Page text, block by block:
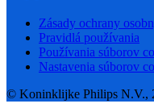
Zásady ochrany
Pravidlá používania
Používania súborov
Nastavenia súborov
© Koninklijke Philips N.V.,